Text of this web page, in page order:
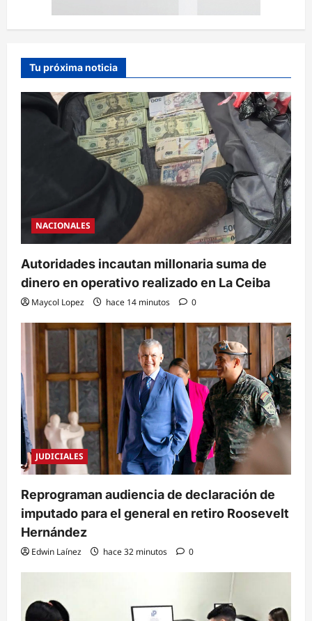
Tu próxima noticia
NACIONALES
Autoridades incautan millonaria suma de
dinero en operativo realizado en La Ceiba
Maycol Lopez hace 14 minutos 0
JUDICIALES
Reprograman audiencia de declaración de
imputado para el general en retiro Roosevelt
Hernández
Edwin Laínez hace 32 minutos 0